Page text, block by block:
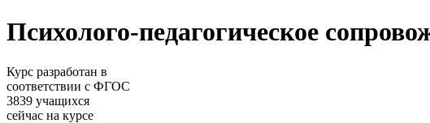
Психолого-педагогическое
Курс разработан в
соответствии с ФГОС
3839 учащихся
сейчас на курсе